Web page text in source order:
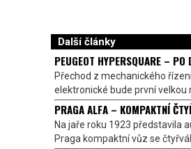
Další články
PEUGEOT HYPERSQUARE – PO
Přechod z mechanického
elektronické bude první velkou
PRAGA ALFA – KOMPAKTNÍ
Na jaře roku 1923 představila
Praga kompaktní vůz se